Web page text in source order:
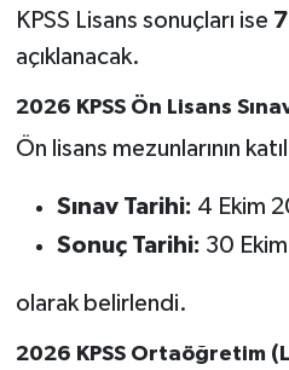
KPSS Lisans sonuçları ise
açıklanacak.
2026 KPSS Ön Lisans
Ön lisans mezunlarının
Sınav Tarihi: 4 Ekim
Sonuç Tarihi: 30
olarak belirlendi.
2026 KPSS Ortaöğretim